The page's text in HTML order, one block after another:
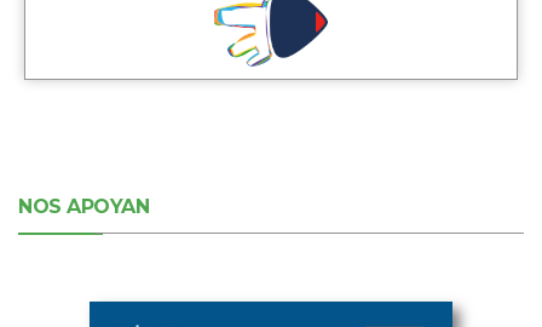
NOS APOYAN